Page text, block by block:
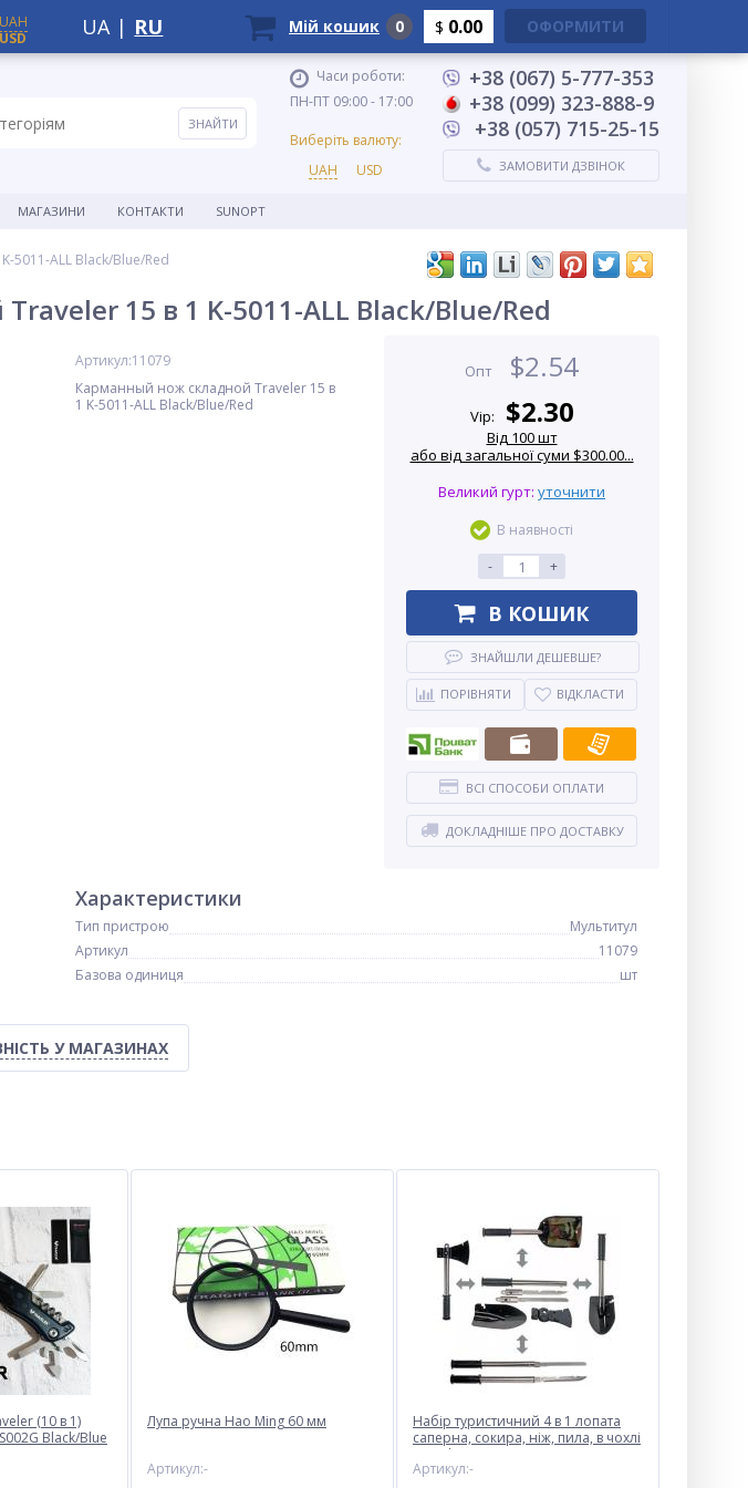
Часи роботи:
ПН-ПТ 09:00 - 17:00
Виберіть валюту:
UAH
USD
+38 (067) 5-777-353
+38 (099) 323-888-9
+38 (057) 715-25-15
ЗАМОВИТИ ДЗВІНОК
МАГАЗИНИ КОНТАКТИ SUNOPT
5011-ALL Black/Blue/Red
15 в 1 K-5011-ALL Black/Blue/Red
Артикул:11079
Карманный нож складной Traveler 15 в
1 K-5011-ALL Black/Blue/Red
Опт $2.54
Vip: $2.30
Від 100 шт
або від загальної суми $300.00...
Великий гурт: уточнити
В наявності
-
+
В КОШИК
ЗНАЙШЛИ ДЕШЕВШЕ?
ПОРІВНЯТИ ВІДКЛАСТИ
ВСІ СПОСОБИ ОПЛАТИ
ДОКЛАДНІШЕ ПРО ДОСТАВКУ
Характеристики
Тип пристрою
Мультитул
Артикул
11079
Базова одиниця
шт
У МАГАЗИНАХ
(10 в 1)
Black/Blue
Лупа ручна Hao Ming 60 мм
Артикул:-
Набір туристичний 4 в 1 лопата
саперна, сокира, ніж, пила, в чохлі
Traveler Х-14
Артикул:-
UAH
USD
UA | RU Мій кошик 0 $ 0.00 ОФОРМИТИ